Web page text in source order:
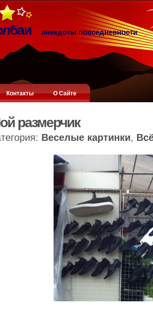
анекдоты повседневности
Контакты О Сайте
размерчик
Веселые картинки,